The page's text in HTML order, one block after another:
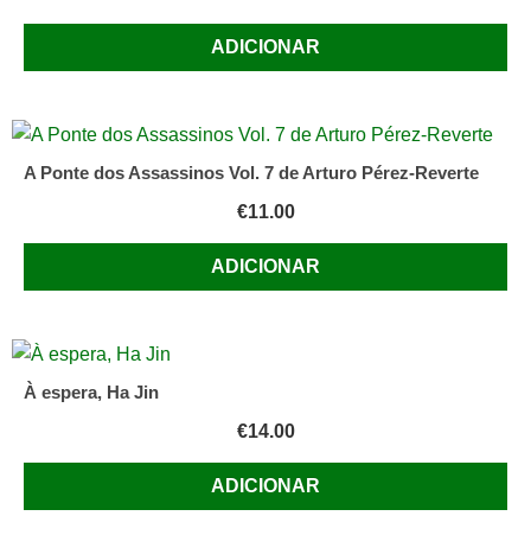
ADICIONAR
A Ponte dos Assassinos Vol. 7 de Arturo Pérez-Reverte
€11.00
ADICIONAR
À espera, Ha Jin
€14.00
ADICIONAR